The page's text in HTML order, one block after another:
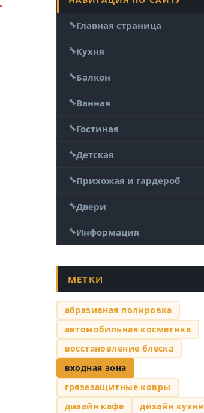
Главная страница
Кухня
Балкон
Ванная
Гостиная
Детская
Прихожая и гардероб
Двери
Информация
МЕТКИ
абразивная полировка
автомобильная косметика
восстановление блеска
входная зона
грязезащитные ковры
дизайн кафе
дизайн кухни